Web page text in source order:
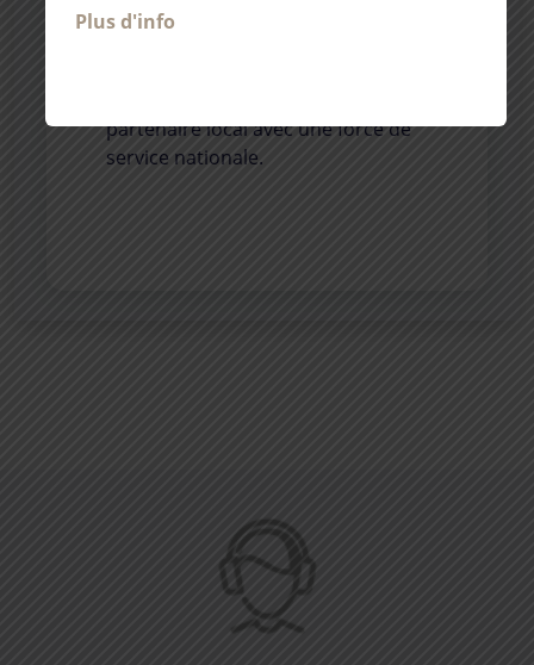
pouvons répondre rapidement et
partenaire local avec une force de
service nationale.
Plus d'info